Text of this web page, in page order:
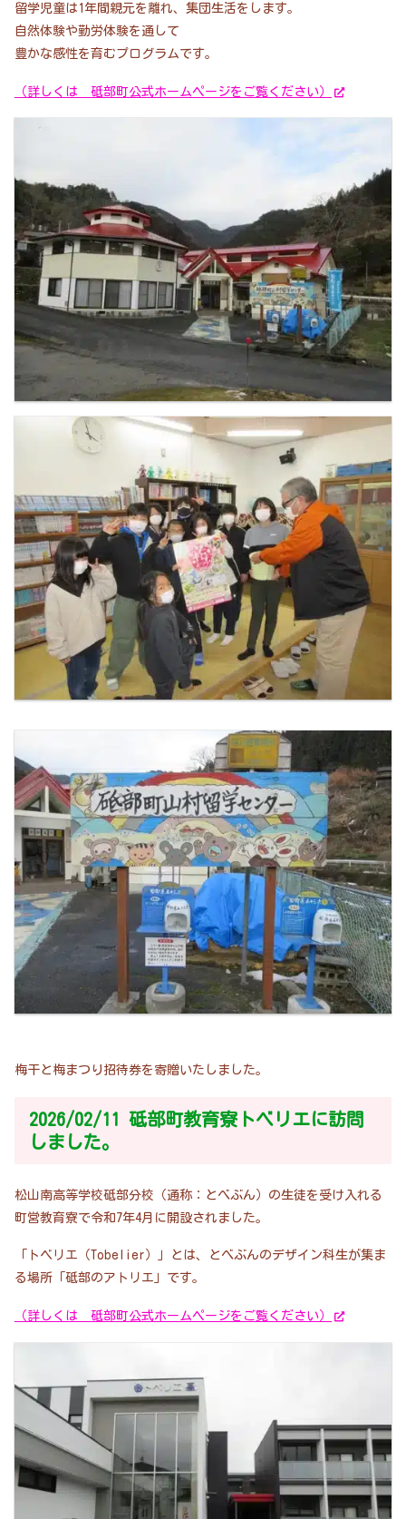
留学児童は1年間親元を離れ、集団生活をします。
自然体験や勤労体験を通して
豊かな感性を育むプログラムです。
（詳しくは 砥部町公式ホームページをご覧ください）
梅干と梅まつり招待券を寄贈いたしました。
2026/02/11 砥部町教育寮トベリエに訪問
しました。
松山南高等学校砥部分校（通称：とべぶん）の生徒を受け入れる
町営教育寮で令和7年4月に開設されました。
「トベリエ（Tobelier）」とは、とべぶんのデザイン科生が集ま
る場所「砥部のアトリエ」です。
（詳しくは 砥部町公式ホームページをご覧ください）